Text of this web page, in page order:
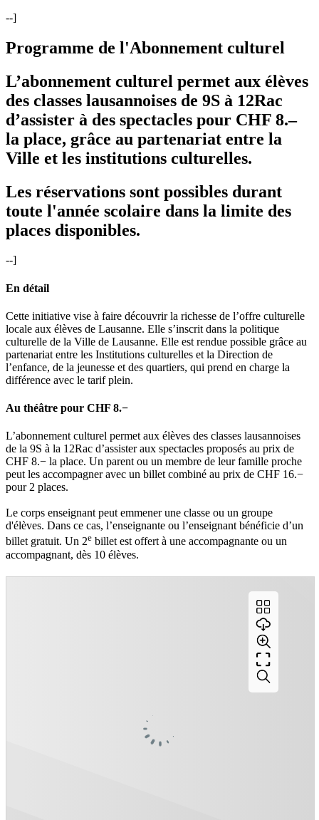
--]
Programme de l'Abonnement culturel
L’abonnement culturel permet aux élèves
des classes lausannoises de 9S à 12Rac
d’assister à des spectacles pour CHF 8.–
la place, grâce au partenariat entre la
Ville et les institutions culturelles.
Les réservations sont possibles durant
toute l'année scolaire dans la limite des
places disponibles.
--]
En détail
Cette initiative vise à faire découvrir la richesse de l’offre culturelle
locale aux élèves de Lausanne. Elle s’inscrit dans la politique
culturelle de la Ville de Lausanne. Elle est rendue possible grâce au
partenariat entre les Institutions culturelles et la Direction de
l’enfance, de la jeunesse et des quartiers, qui prend en charge la
différence avec le tarif plein.
Au théâtre pour CHF 8.−
L’abonnement culturel permet aux élèves des classes lausannoises
de la 9S à la 12Rac d’assister aux spectacles proposés au prix de
CHF 8.− la place. Un parent ou un membre de leur famille proche
peut les accompagner avec un billet combiné au prix de CHF 16.−
pour 2 places.
Le corps enseignant peut emmener une classe ou un groupe
d'élèves. Dans ce cas, l’enseignante ou l’enseignant bénéficie d’un
billet gratuit. Un 2e billet est offert à une accompagnante ou un
accompagnant, dès 10 élèves.